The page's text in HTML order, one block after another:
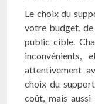
Le choix du
votre budget, de
public cible.
attentivement
choix du
coût, mais aussi